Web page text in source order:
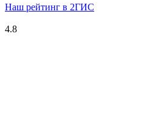
Наш рейтинг в 2ГИС
4.8